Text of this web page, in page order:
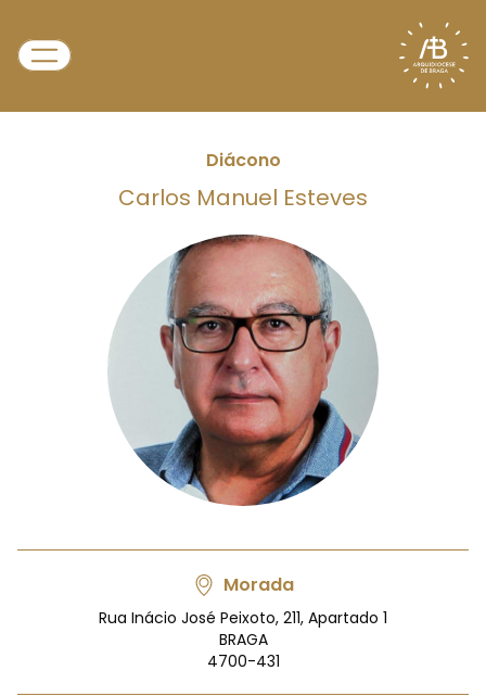
Diácono
Carlos Manuel Esteves
Morada
Rua Inácio José Peixoto, 211, Apartado 1
BRAGA
4700-431